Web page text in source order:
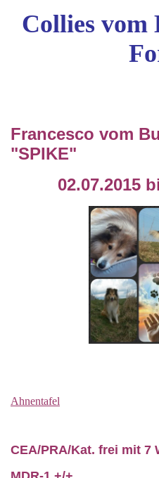
Collies vom
Francesco vom
"SPIKE"
02.07.2015
Ahnentafel
CEA/PRA/Kat. frei mit 7